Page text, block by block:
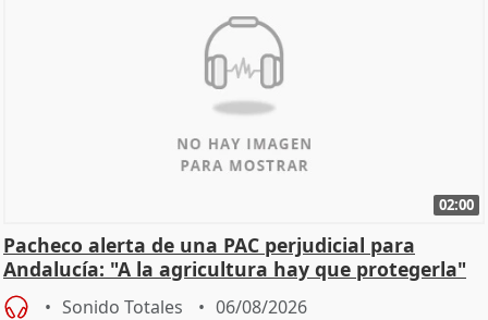
02:00
Pacheco alerta de una PAC perjudicial para
Andalucía: "A la agricultura hay que protegerla"
Sonido Totales 06/08/2026